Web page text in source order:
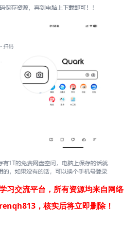
习交流平台，所有资源均来自网
，核实后将立即删除！